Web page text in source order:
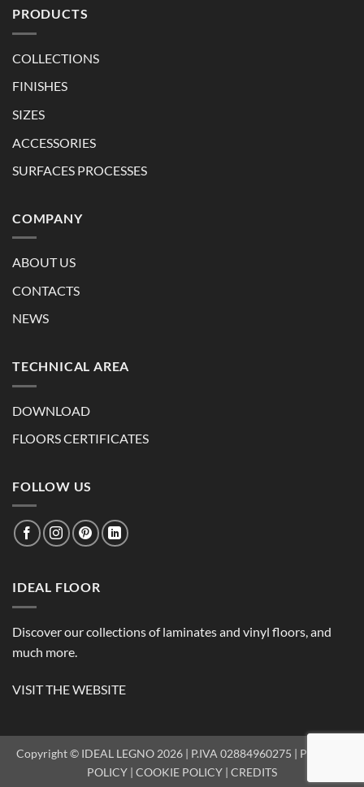
PRODUCTS
COLLECTIONS
FINISHES
SIZES
ACCESSORIES
SURFACES PROCESSES
COMPANY
ABOUT US
CONTACTS
NEWS
TECHNICAL AREA
DOWNLOAD
FLOORS CERTIFICATES
FOLLOW US
IDEAL FLOOR
Discover our collections of laminates and vinyl floors, and
much more.
VISIT THE WEBSITE
Copyright © IDEAL LEGNO 2026 | P.IVA 02884960275 | PRIVACY
POLICY | COOKIE POLICY | CREDITS